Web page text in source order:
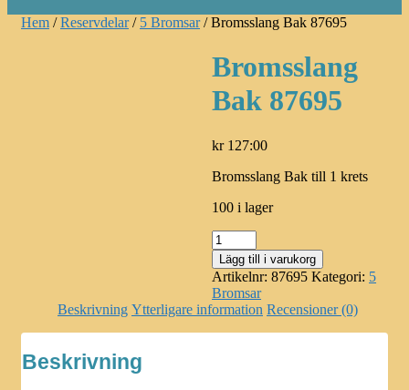
Hem /Reservdelar/ 5 Bromsar/ Bromsslang Bak 87695
Bromsslang
Bak 87695
kr127:00
Bromsslang Bak till 1 krets
100 i lager
Bromsslang
Bak
87695
mängd
Lägg till i varukorg
Artikelnr:87695 Kategori: 5
Bromsar
Beskrivning Ytterligare information Recensioner (0)
Beskrivning